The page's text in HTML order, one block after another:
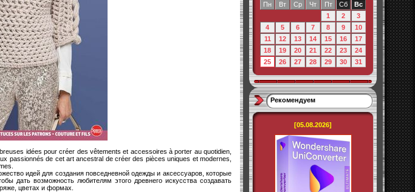
idées pour créer des vêtements et accessoires à porter au quotidien,
passionnés de cet art ancestral de créer des pièces uniques et modernes,
идей для создания повседневной одежды и аксессуаров, которые
дать возможность любителям этого древнего искусства создавать
цветах и ​​формах.
Пн
Вт Ср Чт Пт Сб
Вс
1
2
3
4
5 6 7 8 9
10
11
12 13 14 15 16
17
18
19 20 21 22 23
24
25
26 27 28 29 30 31
Рекомендуем
[05.08.2026]